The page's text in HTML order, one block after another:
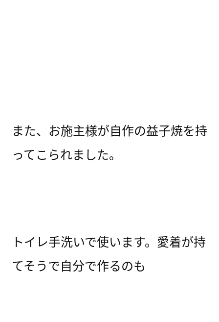
また、お施主様が自作の益子焼を持
ってこられました。
トイレ手洗いで使います。愛着が持
てそうで自分で作るのも